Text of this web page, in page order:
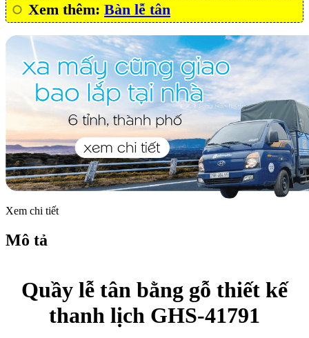
Xem thêm: Bàn lễ tân
Xem chi tiết
Mô tả
Quầy lễ tân bằng gỗ thiết kế
thanh lịch GHS-41791